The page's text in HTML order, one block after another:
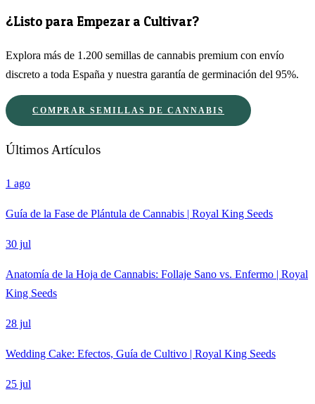
¿Listo para Empezar a Cultivar?
Explora más de 1.200 semillas de cannabis premium con envío
discreto a toda España y nuestra garantía de germinación del 95%.
COMPRAR SEMILLAS DE CANNABIS
Últimos Artículos
1 ago
Guía de la Fase de Plántula de Cannabis | Royal King Seeds
30 jul
Anatomía de la Hoja de Cannabis: Follaje Sano vs. Enfermo | Royal
King Seeds
28 jul
Wedding Cake: Efectos, Guía de Cultivo | Royal King Seeds
25 jul